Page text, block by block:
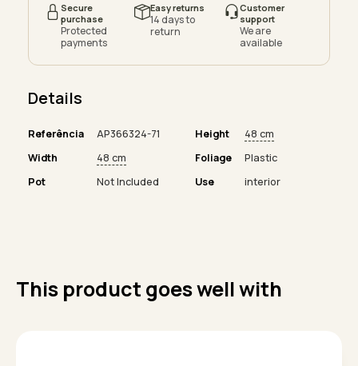
Secure
purchase
Protected
payments
Easy returns
14 days to
return
Customer
support
We are
available
Details
Referência AP366324-71 Height
48 cm
Width
48 cm Foliage
Plastic
Pot
Not Included Use interior
This product goes well with